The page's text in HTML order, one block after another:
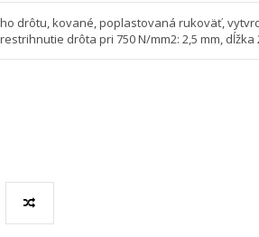
drôtu, kované, poplastovaná rukoväť,
drôta pri 750 N/mm2: 2,5 mm,